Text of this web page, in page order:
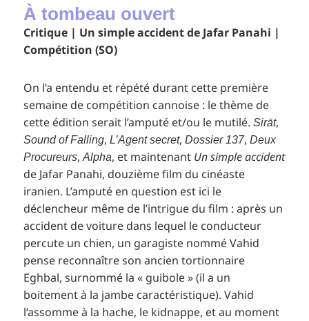
À tombeau ouvert
Critique | Un simple accident de Jafar Panahi |
Compétition (SO)
On l’a entendu et répété durant cette première
semaine de compétition cannoise : le thème de
cette édition serait l’amputé et/ou le mutilé.Sirāt,
Sound of Falling,L’Agent secret,Dossier 137,Deux
Procureurs,Alpha, et maintenant Un simple accident
de Jafar Panahi, douzième film du cinéaste
iranien. L’amputé en question est ici le
déclencheur même de l’intrigue du film : après un
accident de voiture dans lequel le conducteur
percute un chien, un garagiste nommé Vahid
pense reconnaître son ancien tortionnaire
Eghbal, surnommé la « guibole » (il a un
boitement à la jambe caractéristique). Vahid
l’assomme à la hache, le kidnappe, et au moment